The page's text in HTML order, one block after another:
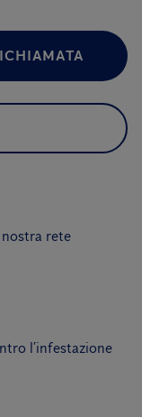
rete
l’infestazione